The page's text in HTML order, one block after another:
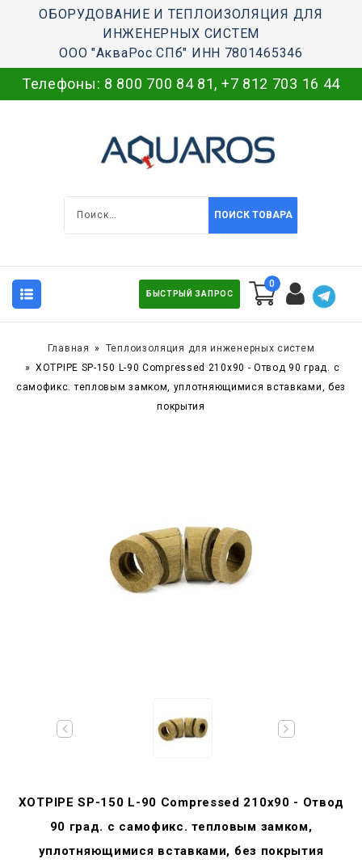
ОБОРУДОВАНИЕ И ТЕПЛОИЗОЛЯЦИЯ ДЛЯ
ИНЖЕНЕРНЫХ СИСТЕМ
ООО "АкваРос СПб" ИНН 7801465346
Телефоны: 8 800 700 84 81, +7 812 703 16 44
ПОИСК ТОВАРА
БЫСТРЫЙ ЗАПРОС
0
Главная
Теплоизоляция для инженерных систем
XOTPIPE SP-150 L-90 Compressed 210x90 - Отвод 90 град. c
самофикс. тепловым замком, уплотняющимися вставками, без
покрытия
XOTPIPE SP-150 L-90 Compressed 210x90 - Отвод
90 град. c самофикс. тепловым замком,
уплотняющимися вставками, без покрытия